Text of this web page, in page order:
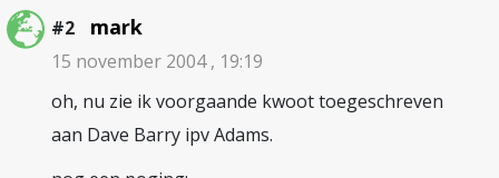
#2 mark
15 november 2004 , 19:19
oh, nu zie ik voorgaande kwoot toegeschreven
aan Dave Barry ipv Adams.